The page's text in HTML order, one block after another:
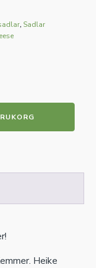
, Sadlar
Heike